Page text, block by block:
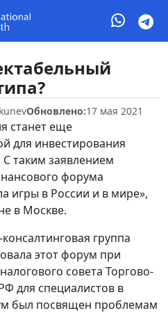
Обновлено:17 мая 2021
станет еще
для инвестирования
таким заявлением
форума
игры в России и в мире»,
в Москве.
группа
этот форум при
совета Торгово-
для специалистов в
был посвящен проблемам